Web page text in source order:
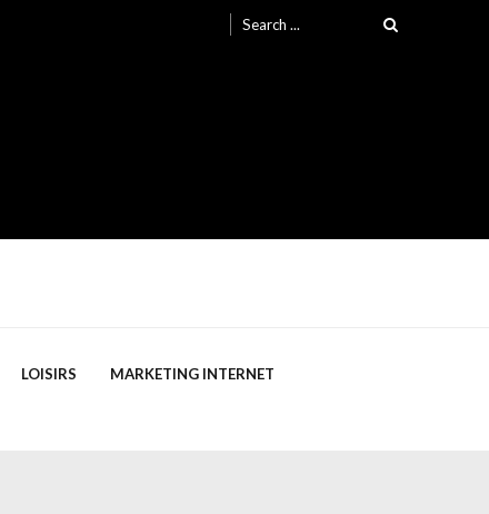
for:
LOISIRS MARKETING INTERNET